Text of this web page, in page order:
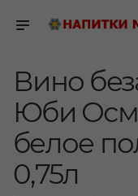
Вино
Юби
белое
0,75л